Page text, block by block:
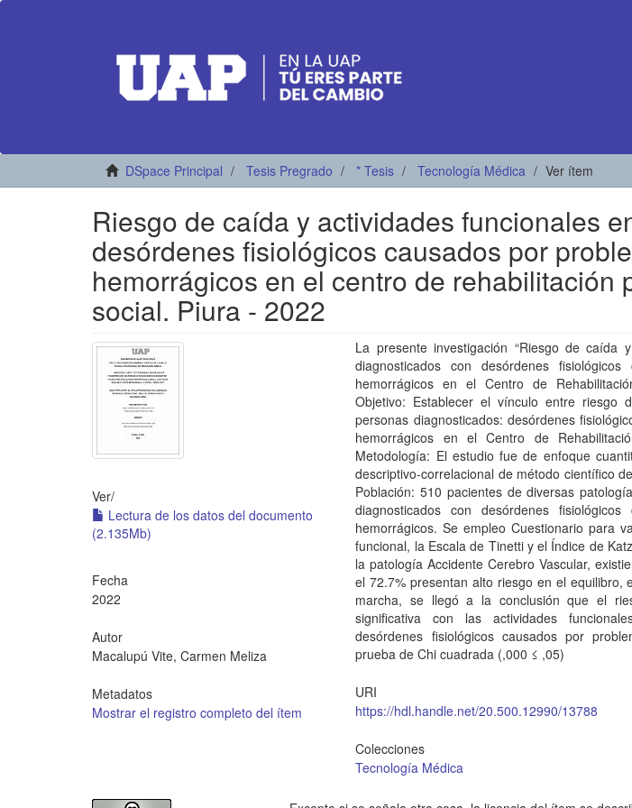
DSpace Principal Tesis Pregrado * Tesis Tecnología Médica Ver ítem
Riesgo de caída y actividades funcionales
desórdenes fisiológicos causados por
hemorrágicos en el centro de rehabilitación
social. Piura - 2022
Ver/
Lectura de los datos del documento
(2.135Mb)
Fecha
2022
Autor
Macalupú Vite, Carmen Meliza
Metadatos
Mostrar el registro completo del ítem
La presente investigación “Riesgo de caída
diagnosticados con desórdenes
hemorrágicos en el Centro de
Objetivo: Establecer el vínculo entre riesgo
personas diagnosticados: desórdenes
hemorrágicos en el Centro de
Metodología: El estudio fue de enfoque
descriptivo-correlacional de método científico
Población: 510 pacientes de diversas
diagnosticados con desórdenes
hemorrágicos. Se empleo Cuestionario para
funcional, la Escala de Tinetti y el Índice de
la patología Accidente Cerebro Vascular,
el 72.7% presentan alto riesgo en el equilibro,
marcha, se llegó a la conclusión que el
significativa con las actividades
desórdenes fisiológicos causados por
prueba de Chi cuadrada (,000 ≤ ,05)
URI
https://hdl.handle.net/20.500.12990/13788
Colecciones
Tecnología Médica